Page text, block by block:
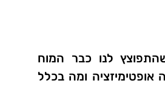
לנו כבר המוח
אופטימיזציה ומה בכלל